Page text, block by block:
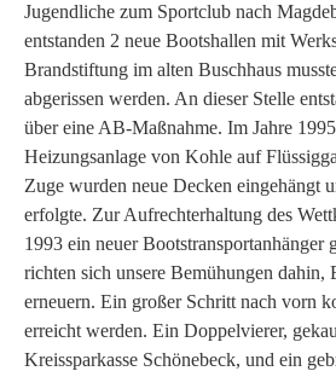
Jugendliche zum Sportclub nach
entstanden 2 neue Bootshallen mit
Brandstiftung im alten Buschhaus
abgerissen werden. An dieser Stelle
über eine AB-Maßnahme. Im Jahre
Heizungsanlage von Kohle auf
Zuge wurden neue Decken eingehängt
erfolgte. Zur Aufrechterhaltung des
1993 ein neuer Bootstransportanhänger
richten sich unsere Bemühungen dahin,
erneuern. Ein großer Schritt nach vorn
erreicht werden. Ein Doppelvierer,
Kreissparkasse Schönebeck, und ein